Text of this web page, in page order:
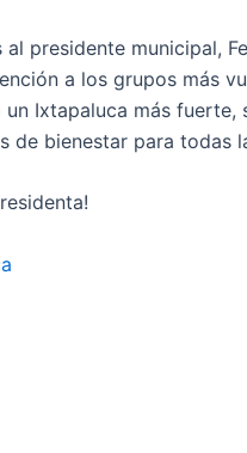
al presidente municipal,
a los grupos más
Ixtapaluca más
de bienestar para todas